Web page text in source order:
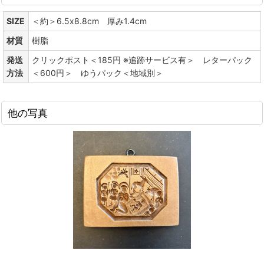
SIZE
＜約＞6.5x8.8cm 厚み1.4cm
材質
樹脂
発送
方法
クリックポスト＜185円 ※追跡サービス有＞ レターパック
＜600円＞ ゆうパック＜地域別＞
他の写真